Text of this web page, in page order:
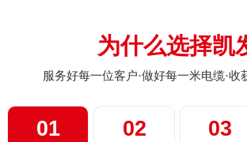
为什么选择凯
服务好每一位客户·做好每一米电缆·收
01 02 03